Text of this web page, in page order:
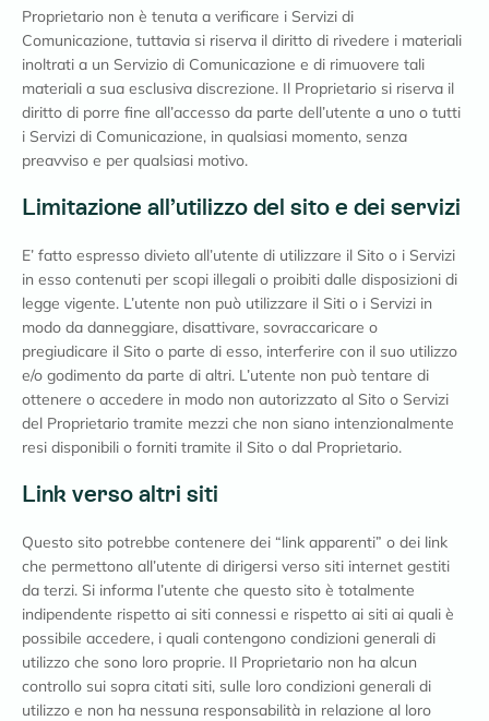
Proprietario non è tenuta a verificare i Servizi di
Comunicazione, tuttavia si riserva il diritto di rivedere i materiali
inoltrati a un Servizio di Comunicazione e di rimuovere tali
materiali a sua esclusiva discrezione. Il Proprietario si riserva il
diritto di porre fine all’accesso da parte dell’utente a uno o tutti
i Servizi di Comunicazione, in qualsiasi momento, senza
preavviso e per qualsiasi motivo.
Limitazione all’utilizzo del sito e dei servizi
E’ fatto espresso divieto all’utente di utilizzare il Sito o i Servizi
in esso contenuti per scopi illegali o proibiti dalle disposizioni di
legge vigente. L’utente non può utilizzare il Siti o i Servizi in
modo da danneggiare, disattivare, sovraccaricare o
pregiudicare il Sito o parte di esso, interferire con il suo utilizzo
e/o godimento da parte di altri. L’utente non può tentare di
ottenere o accedere in modo non autorizzato al Sito o Servizi
del Proprietario tramite mezzi che non siano intenzionalmente
resi disponibili o forniti tramite il Sito o dal Proprietario.
Link verso altri siti
Questo sito potrebbe contenere dei “link apparenti” o dei link
che permettono all’utente di dirigersi verso siti internet gestiti
da terzi. Si informa l’utente che questo sito è totalmente
indipendente rispetto ai siti connessi e rispetto ai siti ai quali è
possibile accedere, i quali contengono condizioni generali di
utilizzo che sono loro proprie. Il Proprietario non ha alcun
controllo sui sopra citati siti, sulle loro condizioni generali di
utilizzo e non ha nessuna responsabilità in relazione al loro